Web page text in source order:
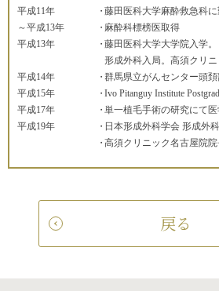
平成11年
～平成13年
藤田医科大学麻酔救急科に
麻酔科標榜医取得
平成13年
藤田医科大学大学院入学。
形成外科入局。高須クリ
平成14年
群馬県立がんセンター頭
平成15年
Ivo Pitanguy Institute
平成17年
単一植毛手術の研究にて
平成19年
日本形成外科学会 形成外
高須クリニック名古屋院院
戻る